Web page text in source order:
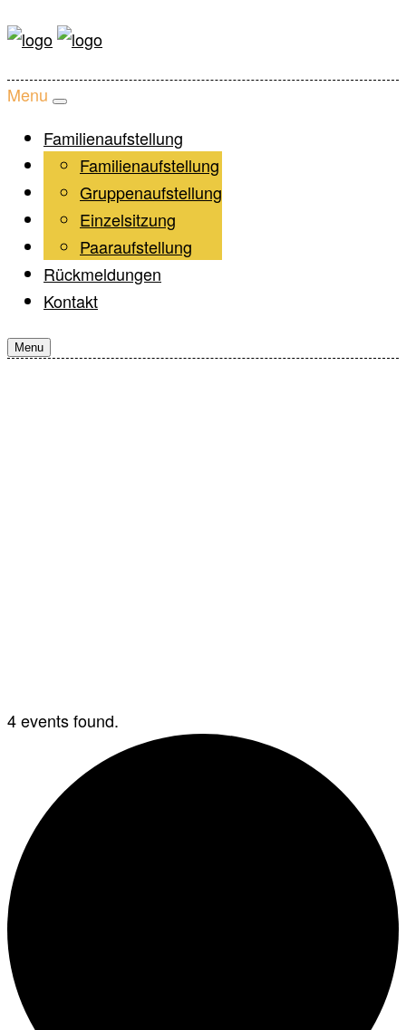
Menu
Familienaufstellung
Familienaufstellung
Gruppenaufstellung
Einzelsitzung
Paaraufstellung
Workshop
Über mich
Termine
Preise & Ort
Rückmeldungen
Kontakt
Menu
4 events found.